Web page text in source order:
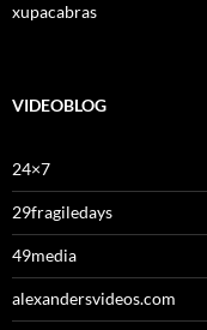
xupacabras
VIDEOBLOG
24×7
29fragiledays
49media
alexandersvideos.com